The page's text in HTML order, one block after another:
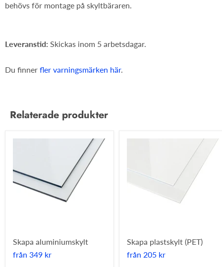
behövs för montage på skyltbäraren.
Leveranstid: Skickas inom 5 arbetsdagar.
Du finner fler varningsmärken här.
Relaterade produkter
Skapa aluminiumskylt
från 349 kr
Skapa plastskylt (PET)
från 205 kr